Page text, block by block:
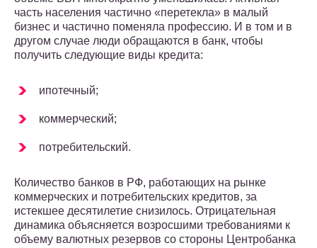
часть населения частично «перетекла» в малый
бизнес и частично поменяла профессию. И в том и в
другом случае люди обращаются в банк, чтобы
получить следующие виды кредита:
ипотечный;
коммерческий;
потребительский.
Количество банков в РФ, работающих на рынке
коммерческих и потребительских кредитов, за
истекшее десятилетие снизилось. Отрицательная
динамика объясняется возросшими требованиями к
объему валютных резервов со стороны Центробанка